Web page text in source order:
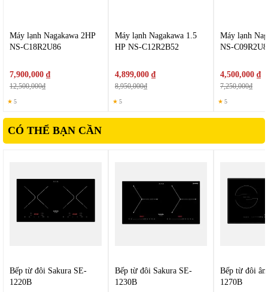
Máy lạnh Nagakawa 2HP
NS-C18R2U86
7,900,000 ₫
12,500,000₫
★ 5
Máy lạnh Nagakawa 1.5
HP NS-C12R2B52
4,899,000 ₫
8,950,000₫
★ 5
Máy lạnh
NS-
4,500,000 ₫
7,250,000₫
★ 5
CÓ THỂ BẠN CẦN
Bếp từ đôi Sakura SE-
1220B
Bếp từ đôi Sakura SE-
1230B
Bếp từ đôi
1270B